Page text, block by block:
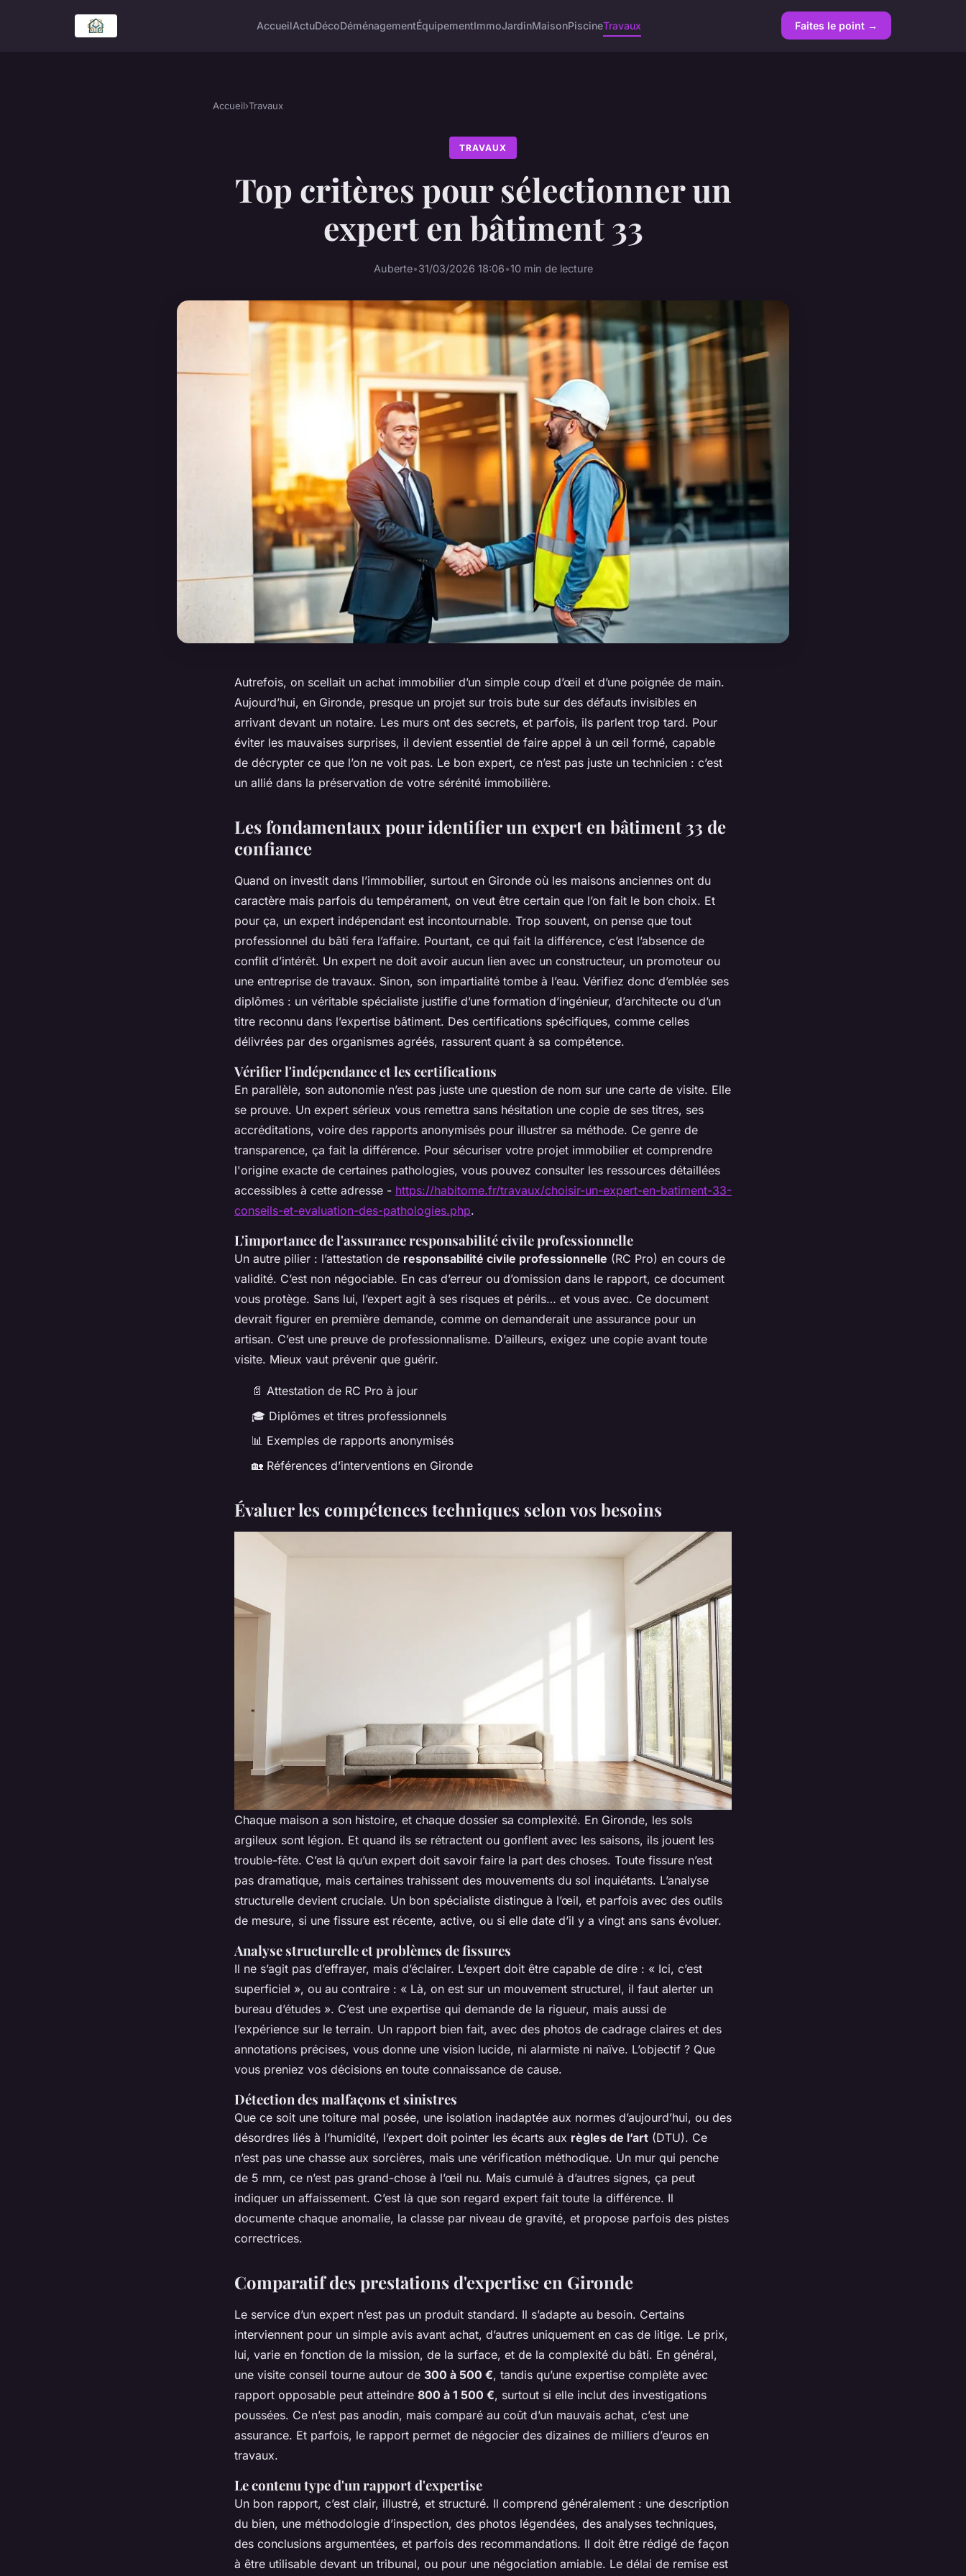
AccueilActuDécoDéménagementÉquipementImmoJardinMaisonPiscineTravaux Faites le point →
Accueil›Travaux
TRAVAUX
Top critères pour sélectionner un
expert en bâtiment 33
Auberte•31/03/2026 18:06•10 min de lecture
Autrefois, on scellait un achat immobilier d’un simple coup d’œil et d’une poignée de main.
Aujourd’hui, en Gironde, presque un projet sur trois bute sur des défauts invisibles en
arrivant devant un notaire. Les murs ont des secrets, et parfois, ils parlent trop tard. Pour
éviter les mauvaises surprises, il devient essentiel de faire appel à un œil formé, capable
de décrypter ce que l’on ne voit pas. Le bon expert, ce n’est pas juste un technicien : c’est
un allié dans la préservation de votre sérénité immobilière.
Les fondamentaux pour identifier un expert en bâtiment 33 de
confiance
Quand on investit dans l’immobilier, surtout en Gironde où les maisons anciennes ont du
caractère mais parfois du tempérament, on veut être certain que l’on fait le bon choix. Et
pour ça, un expert indépendant est incontournable. Trop souvent, on pense que tout
professionnel du bâti fera l’affaire. Pourtant, ce qui fait la différence, c’est l’absence de
conflit d’intérêt. Un expert ne doit avoir aucun lien avec un constructeur, un promoteur ou
une entreprise de travaux. Sinon, son impartialité tombe à l’eau. Vérifiez donc d’emblée ses
diplômes : un véritable spécialiste justifie d’une formation d’ingénieur, d’architecte ou d’un
titre reconnu dans l’expertise bâtiment. Des certifications spécifiques, comme celles
délivrées par des organismes agréés, rassurent quant à sa compétence.
Vérifier l'indépendance et les certifications
En parallèle, son autonomie n’est pas juste une question de nom sur une carte de visite. Elle
se prouve. Un expert sérieux vous remettra sans hésitation une copie de ses titres, ses
accréditations, voire des rapports anonymisés pour illustrer sa méthode. Ce genre de
transparence, ça fait la différence. Pour sécuriser votre projet immobilier et comprendre
l'origine exacte de certaines pathologies, vous pouvez consulter les ressources détaillées
accessibles à cette adresse - https://habitome.fr/travaux/choisir-un-expert-en-batiment-33-
conseils-et-evaluation-des-pathologies.php.
L'importance de l'assurance responsabilité civile professionnelle
Un autre pilier : l’attestation de responsabilité civile professionnelle (RC Pro) en cours de
validité. C’est non négociable. En cas d’erreur ou d’omission dans le rapport, ce document
vous protège. Sans lui, l’expert agit à ses risques et périls… et vous avec. Ce document
devrait figurer en première demande, comme on demanderait une assurance pour un
artisan. C’est une preuve de professionnalisme. D’ailleurs, exigez une copie avant toute
visite. Mieux vaut prévenir que guérir.
📄 Attestation de RC Pro à jour
🎓 Diplômes et titres professionnels
📊 Exemples de rapports anonymisés
🏡 Références d’interventions en Gironde
Évaluer les compétences techniques selon vos besoins
Chaque maison a son histoire, et chaque dossier sa complexité. En Gironde, les sols
argileux sont légion. Et quand ils se rétractent ou gonflent avec les saisons, ils jouent les
trouble-fête. C’est là qu’un expert doit savoir faire la part des choses. Toute fissure n’est
pas dramatique, mais certaines trahissent des mouvements du sol inquiétants. L’analyse
structurelle devient cruciale. Un bon spécialiste distingue à l’œil, et parfois avec des outils
de mesure, si une fissure est récente, active, ou si elle date d’il y a vingt ans sans évoluer.
Analyse structurelle et problèmes de fissures
Il ne s’agit pas d’effrayer, mais d’éclairer. L’expert doit être capable de dire : « Ici, c’est
superficiel », ou au contraire : « Là, on est sur un mouvement structurel, il faut alerter un
bureau d’études ». C’est une expertise qui demande de la rigueur, mais aussi de
l’expérience sur le terrain. Un rapport bien fait, avec des photos de cadrage claires et des
annotations précises, vous donne une vision lucide, ni alarmiste ni naïve. L’objectif ? Que
vous preniez vos décisions en toute connaissance de cause.
Détection des malfaçons et sinistres
Que ce soit une toiture mal posée, une isolation inadaptée aux normes d’aujourd’hui, ou des
désordres liés à l’humidité, l’expert doit pointer les écarts aux règles de l’art (DTU). Ce
n’est pas une chasse aux sorcières, mais une vérification méthodique. Un mur qui penche
de 5 mm, ce n’est pas grand-chose à l’œil nu. Mais cumulé à d’autres signes, ça peut
indiquer un affaissement. C’est là que son regard expert fait toute la différence. Il
documente chaque anomalie, la classe par niveau de gravité, et propose parfois des pistes
correctrices.
Comparatif des prestations d'expertise en Gironde
Le service d’un expert n’est pas un produit standard. Il s’adapte au besoin. Certains
interviennent pour un simple avis avant achat, d’autres uniquement en cas de litige. Le prix,
lui, varie en fonction de la mission, de la surface, et de la complexité du bâti. En général,
une visite conseil tourne autour de 300 à 500 €, tandis qu’une expertise complète avec
rapport opposable peut atteindre 800 à 1 500 €, surtout si elle inclut des investigations
poussées. Ce n’est pas anodin, mais comparé au coût d’un mauvais achat, c’est une
assurance. Et parfois, le rapport permet de négocier des dizaines de milliers d’euros en
travaux.
Le contenu type d'un rapport d'expertise
Un bon rapport, c’est clair, illustré, et structuré. Il comprend généralement : une description
du bien, une méthodologie d’inspection, des photos légendées, des analyses techniques,
des conclusions argumentées, et parfois des recommandations. Il doit être rédigé de façon
à être utilisable devant un tribunal, ou pour une négociation amiable. Le délai de remise est